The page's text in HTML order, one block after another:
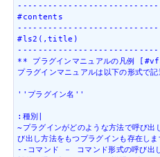
#contents
#ls2(,title)
** プラグインマニュアルの凡例
プラグインマニュアルは以下の形式で記
''プラグイン名''
:種別|
~プラグインがどのような方法で呼び出
び出し方法をもつプラグインも存在しま
--コマンド － コマンド形式の呼び出